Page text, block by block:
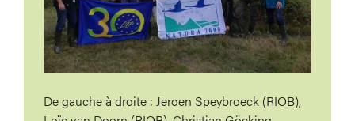
De gauche à droite : Jeroen Speybroeck (RIOB),